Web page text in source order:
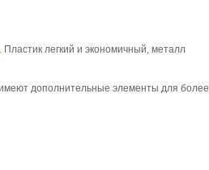
. Пластик легкий и экономичный, металл
дополнительные элементы для более